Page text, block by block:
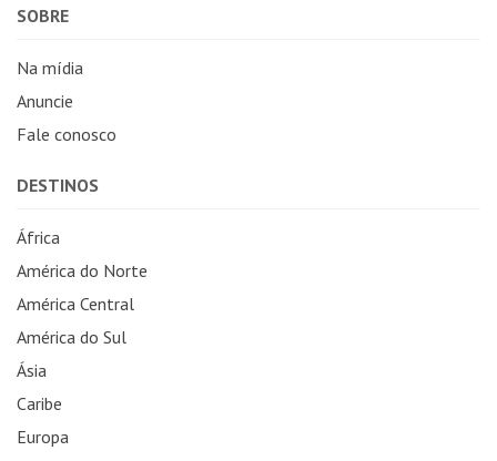
SOBRE
Na mídia
Anuncie
Fale conosco
DESTINOS
África
América do Norte
América Central
América do Sul
Ásia
Caribe
Europa